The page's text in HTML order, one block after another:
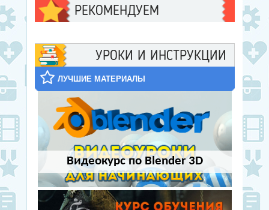
творческой
РЕКОМЕНДУЕМ
УРОКИ И ИНСТРУКЦИИ
ЛУЧШИЕ МАТЕРИАЛЫ
Видеокурс по Blender 3D